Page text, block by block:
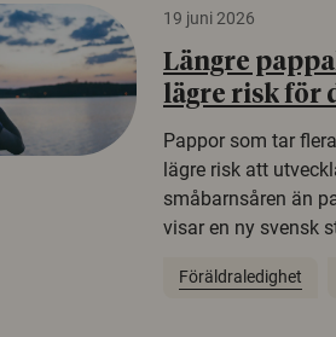
19 juni 2026
Längre
lägre risk för
Pappor som tar
lägre risk att
småbarnsåren än
visar en ny svensk
Föräldraledighet